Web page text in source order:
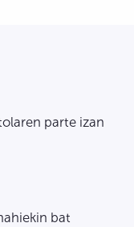
parte izan
bat